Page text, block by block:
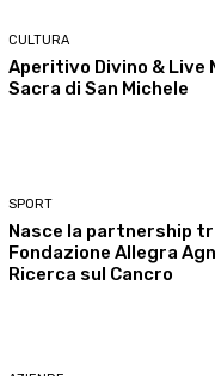
CULTURA
Aperitivo Divino & Live
Sacra di San Michele
SPORT
Nasce la partnership
Fondazione Allegra
Ricerca sul Cancro